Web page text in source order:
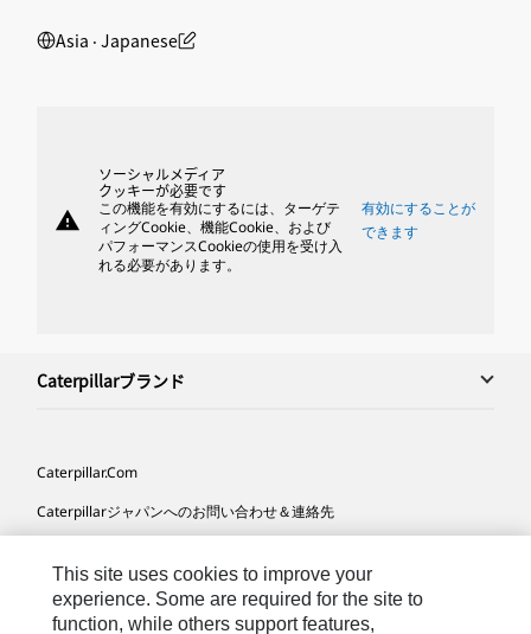
Asia ‧ Japanese
warning
ソーシャルメディア
クッキーが必要です
この機能を有効にするには、ターゲテ
ィングCookie、機能Cookie、および
パフォーマンスCookieの使用を受け入
れる必要があります。
有効にすることが
できます
Caterpillarブランド
Caterpillar.com
Caterpillarジャパンへのお問い合わせ＆連絡先
サイト･マップ
Cookie Settings
This site uses cookies to improve your
experience. Some are required for the site to
function, while others support features,